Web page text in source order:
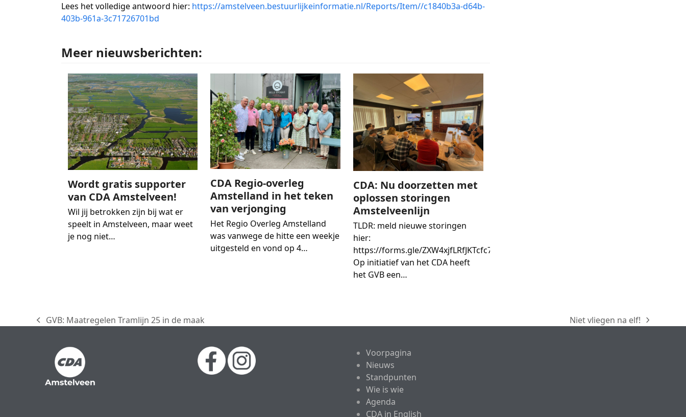
Lees het volledige antwoord hier: https://amstelveen.bestuurlijkeinformatie.nl/Reports/Item//c1840b3a-d64b-
403b-961a-3c71726701bd
Meer nieuwsberichten:
Wordt gratis supporter
van CDA Amstelveen!
Wil jij betrokken zijn bij wat er
speelt in Amstelveen, maar weet
je nog niet…
CDA Regio-overleg
Amstelland in het teken
van verjonging
Het Regio Overleg Amstelland
was vanwege de hitte een weekje
uitgesteld en vond op 4…
CDA: Nu doorzetten met
oplossen storingen
Amstelveenlijn
TLDR: meld nieuwe storingen
hier:
https://forms.gle/ZXW4xjfLRfJKTcfc7
Op initiatief van het CDA heeft
het GVB een…
previous
GVB: Maatregelen Tramlijn 25 in de maak
next
Niet vliegen na elf!
Voorpagina
Nieuws
Standpunten
Wie is wie
Agenda
CDA in English